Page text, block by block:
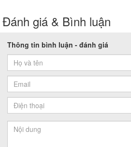
Đánh giá & Bình luận
Thông tin bình luận - đánh giá